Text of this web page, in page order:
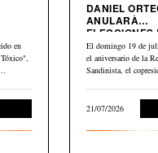
en
DANIEL
ANULARÀ
ELECCIONES
NICARAGUA
El domingo 19 de
el aniversario de la
Sandinista, el
21/07/2026